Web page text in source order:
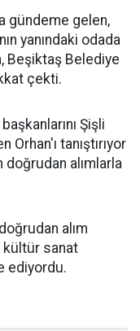
gündeme gelen,
yanındaki odada
Beşiktaş Belediye
çekti.
Şişli
tanıştırıyor
alımlarla
alım
kültür sanat
ediyordu.